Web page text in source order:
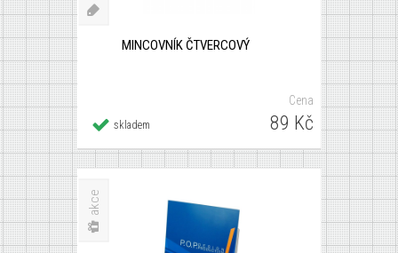
MINCOVNÍK ČTVERCOVÝ
Cena
89 Kč
skladem
akce
×